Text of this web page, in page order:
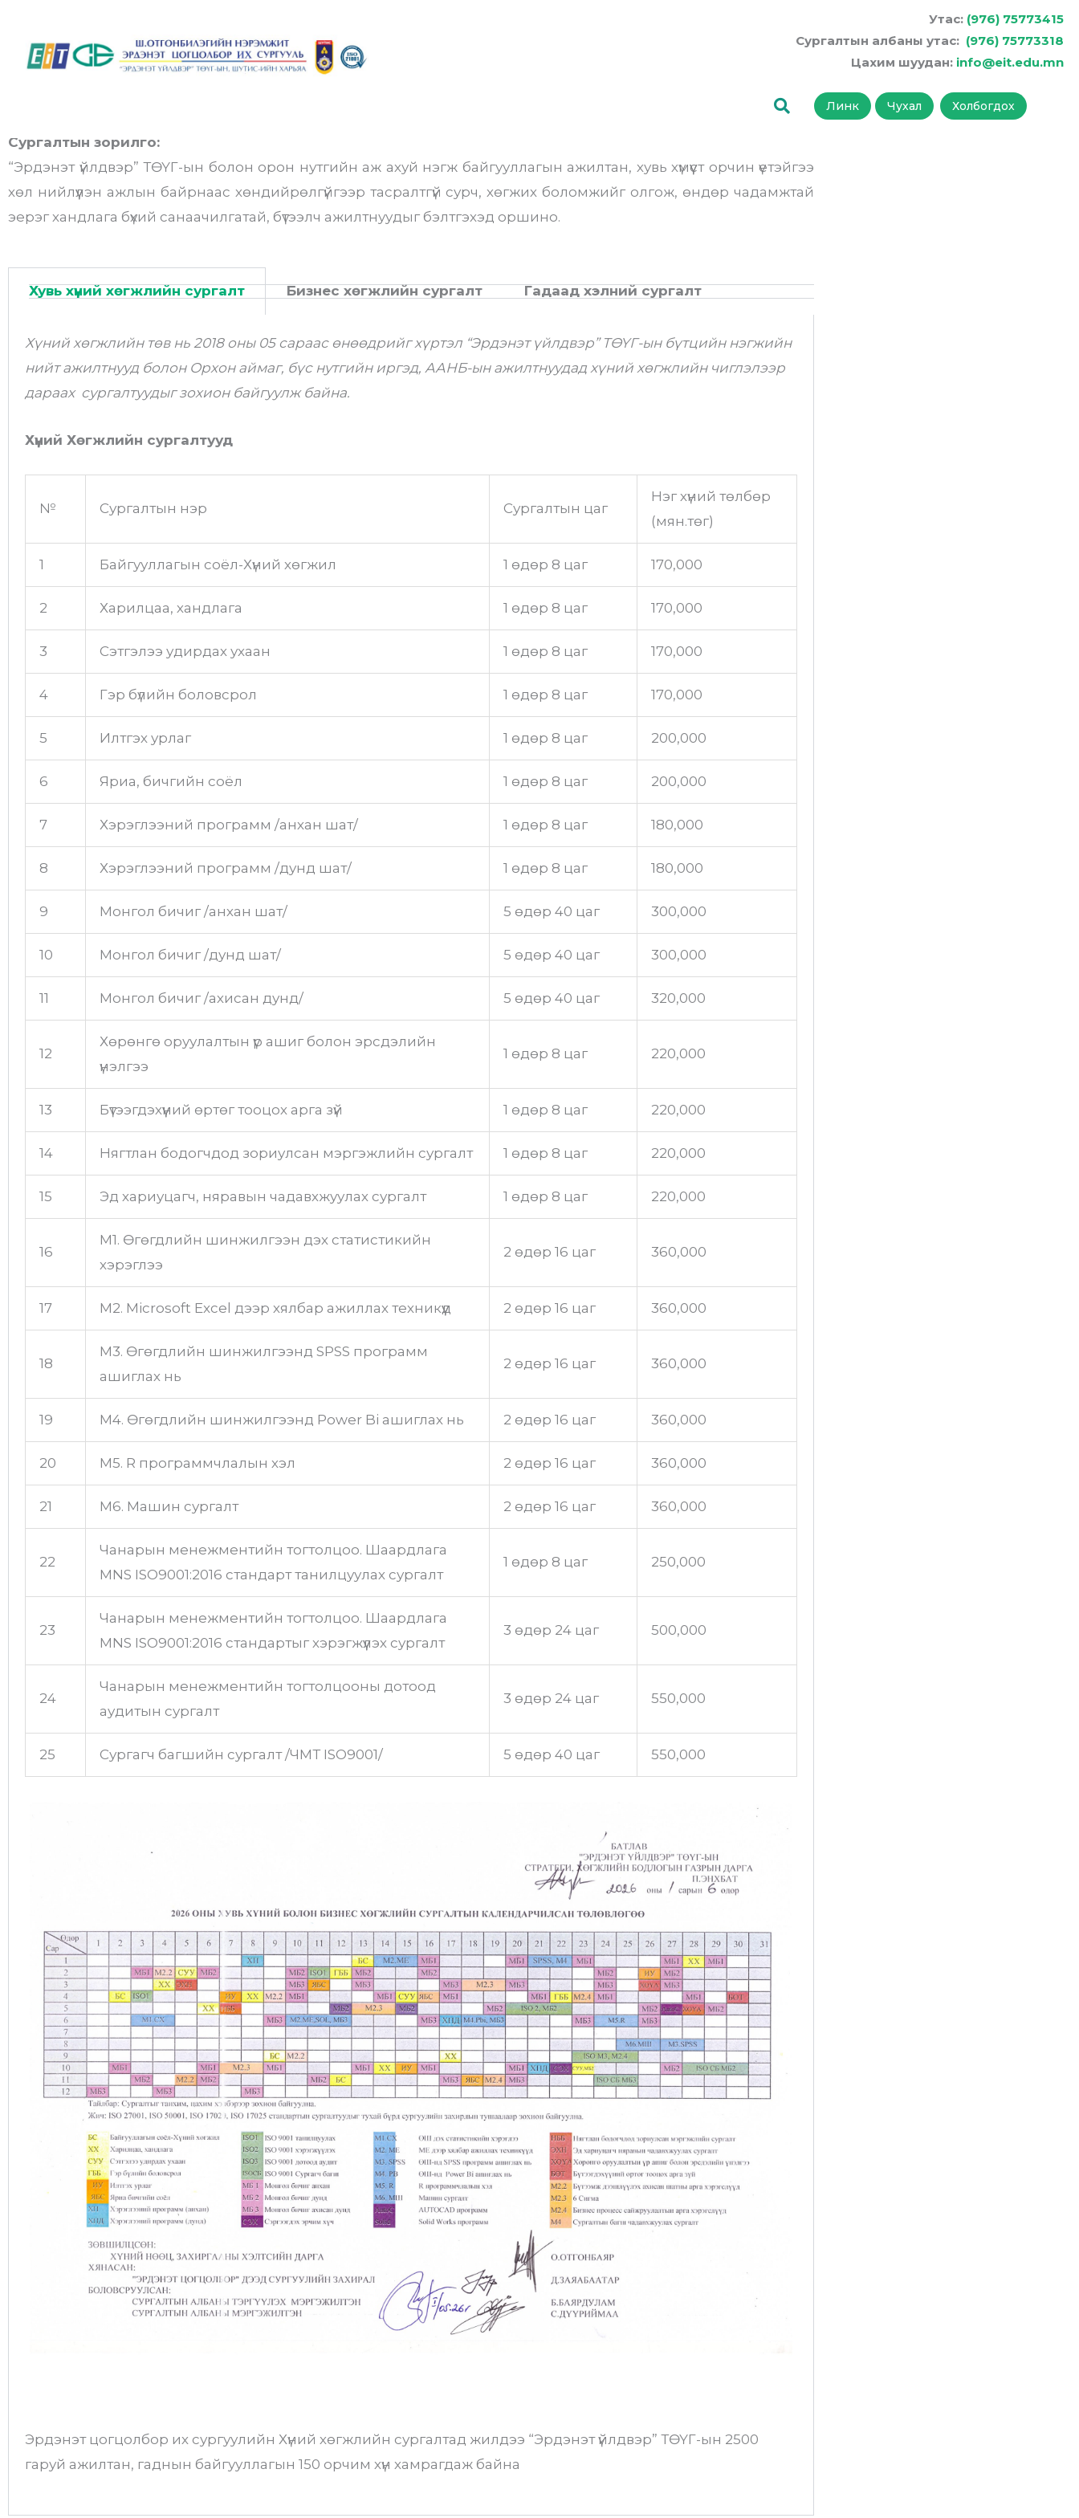
content
Утас: (976) 75773415
Сургалтын албаны утас: (976) 75773318
Цахим шуудан: info@eit.edu.mn
Линк Чухал Холбогдох
Сургалтын зорилго:
“Эрдэнэт үйлдвэр” ТӨҮГ-ын болон орон нутгийн аж ахуй нэгж байгууллагын ажилтан, хувь хүмүүст орчин үетэйгээ
хөл нийлүүлэн ажлын байрнаас хөндийрөлгүйгээр тасралтгүй сурч, хөгжих боломжийг олгож, өндөр чадамжтай
эерэг хандлага бүхий санаачилгатай, бүтээлч ажилтнуудыг бэлтгэхэд оршино.
Хувь хүний хөгжлийн сургалт Бизнес хөгжлийн сургалт Гадаад хэлний сургалт
Хүний хөгжлийн төв нь 2018 оны 05 сараас өнөөдрийг хүртэл “Эрдэнэт үйлдвэр” ТӨҮГ-ын бүтцийн нэгжийн
нийт ажилтнууд болон Орхон аймаг, бүс нутгийн иргэд, ААНБ-ын ажилтнуудад хүний хөгжлийн чиглэлээр
дараах сургалтуудыг зохион байгуулж байна.
Хүний Хөгжлийн сургалтууд
№ Сургалтын нэр Сургалтын цаг
Нэг хүний төлбөр
(мян.төг)
1 Байгууллагын соёл-Хүний хөгжил 1 өдөр 8 цаг 170,000
2 Харилцаа, хандлага 1 өдөр 8 цаг 170,000
3 Сэтгэлээ удирдах ухаан 1 өдөр 8 цаг 170,000
4 Гэр бүлийн боловсрол 1 өдөр 8 цаг 170,000
5 Илтгэх урлаг 1 өдөр 8 цаг 200,000
6 Яриа, бичгийн соёл 1 өдөр 8 цаг 200,000
7 Хэрэглээний программ /анхан шат/ 1 өдөр 8 цаг 180,000
8 Хэрэглээний программ /дунд шат/ 1 өдөр 8 цаг 180,000
9 Монгол бичиг /анхан шат/ 5 өдөр 40 цаг 300,000
10 Монгол бичиг /дунд шат/ 5 өдөр 40 цаг 300,000
11 Монгол бичиг /ахисан дунд/ 5 өдөр 40 цаг 320,000
12
Хөрөнгө оруулалтын үр ашиг болон эрсдэлийн
үнэлгээ
1 өдөр 8 цаг 220,000
13 Бүтээгдэхүүний өртөг тооцох арга зүй 1 өдөр 8 цаг 220,000
14 Нягтлан бодогчдод зориулсан мэргэжлийн сургалт 1 өдөр 8 цаг 220,000
15 Эд хариуцагч, няравын чадавхжуулах сургалт 1 өдөр 8 цаг 220,000
16
М1. Өгөгдлийн шинжилгээн дэх статистикийн
хэрэглээ
2 өдөр 16 цаг 360,000
17 М2. Microsoft Excel дээр хялбар ажиллах техникүүд 2 өдөр 16 цаг 360,000
18
М3. Өгөгдлийн шинжилгээнд SPSS программ
ашиглах нь
2 өдөр 16 цаг 360,000
19 М4. Өгөгдлийн шинжилгээнд Power Bi ашиглах нь 2 өдөр 16 цаг 360,000
20 М5. R программчлалын хэл 2 өдөр 16 цаг 360,000
21 М6. Машин сургалт 2 өдөр 16 цаг 360,000
22
Чанарын менежментийн тогтолцоо. Шаардлага
MNS ISO9001:2016 стандарт танилцуулах сургалт
1 өдөр 8 цаг 250,000
23
Чанарын менежментийн тогтолцоо. Шаардлага
MNS ISO9001:2016 стандартыг хэрэгжүүлэх сургалт
3 өдөр 24 цаг 500,000
24
Чанарын менежментийн тогтолцооны дотоод
аудитын сургалт
3 өдөр 24 цаг 550,000
25 Сургагч багшийн сургалт /ЧМТ ISO9001/ 5 өдөр 40 цаг 550,000
Эрдэнэт цогцолбор их сургуулийн Хүний хөгжлийн сургалтад жилдээ “Эрдэнэт үйлдвэр” ТӨҮГ-ын 2500
гаруй ажилтан, гаднын байгууллагын 150 орчим хүн хамрагдаж байна